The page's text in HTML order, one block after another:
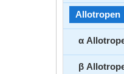
Allotropen
α
β